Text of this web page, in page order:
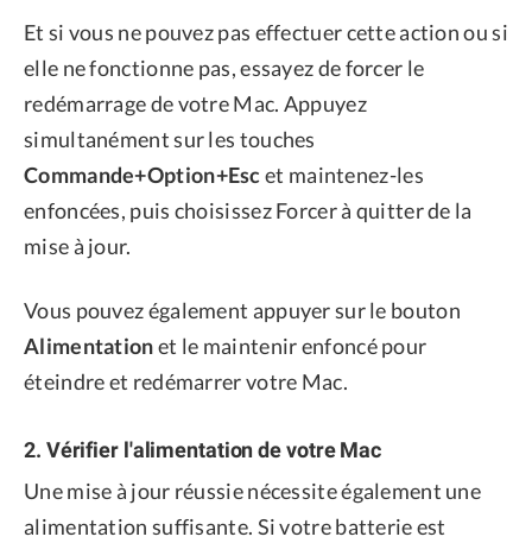
Et si vous ne pouvez pas effectuer cette action ou si
elle ne fonctionne pas, essayez de forcer le
redémarrage de votre Mac. Appuyez
simultanément sur les touches
Commande+Option+Escet maintenez-les
enfoncées, puis choisissez Forcer à quitter de la
mise à jour.
Vous pouvez également appuyer sur le bouton
Alimentationet le maintenir enfoncé pour
éteindre et redémarrer votre Mac.
2. Vérifier l'alimentation de votre Mac
Une mise à jour réussie nécessite également une
alimentation suffisante. Si votre batterie est